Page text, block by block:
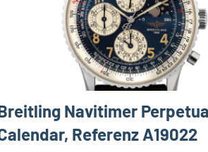
Navitimer
Referenz A19022